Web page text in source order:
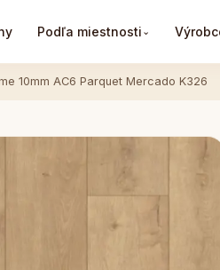
Podľa miestnosti ⌄
10mm AC6 Parquet Mercado K326